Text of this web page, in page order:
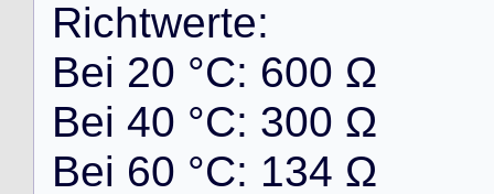
Richtwerte:
Bei 20 °C: 600 Ω
Bei 40 °C: 300 Ω
Bei 60 °C: 134 Ω